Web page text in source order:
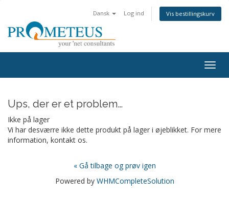
Dansk Log ind Vis bestillingskurv
Ups, der er et problem…
Ikke på lager
Vi har desværre ikke dette produkt på lager i øjeblikket. For mere
information, kontakt os.
« Gå tilbage og prøv igen
Powered by WHMCompleteSolution